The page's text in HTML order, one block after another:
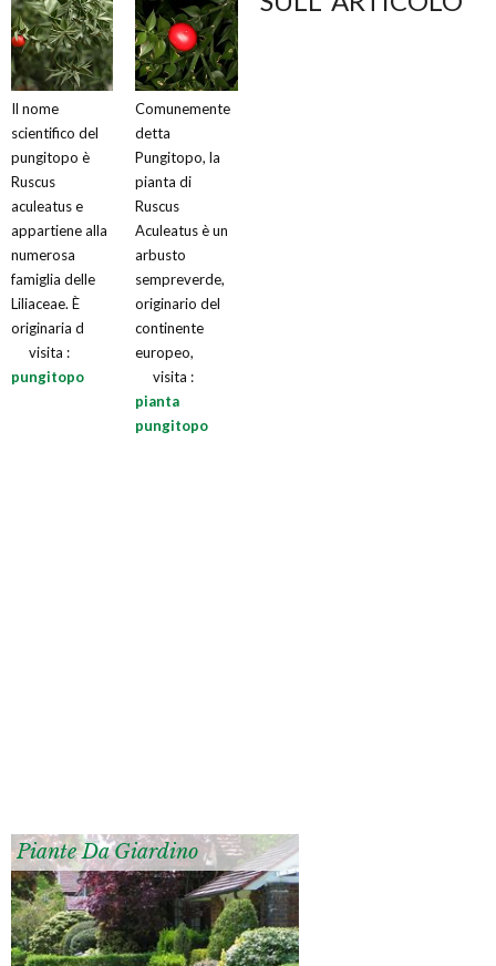
Il nome
scientifico del
pungitopo è
Ruscus
aculeatus e
appartiene alla
numerosa
famiglia delle
Liliaceae. È
originaria d
visita :
pungitopo
Comunemente
detta
Pungitopo, la
pianta di
Ruscus
Aculeatus è un
arbusto
sempreverde,
originario del
continente
europeo,
visita :
pianta
pungitopo
Piante Da Giardino